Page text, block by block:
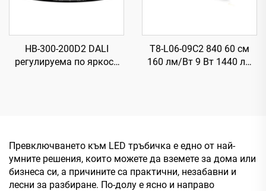
HB-300-200D2 DALI
регулируема по яркост
T8-L06-09C2 840 60 см
160 лм/Вт 9 Вт 1440 лм
Превключването към LED тръбичка е едно от най-
умните решения, които можете да вземете за дома или
бизнеса си, а причините са практични, незабавни и
лесни за разбиране. По-долу е ясно и направо